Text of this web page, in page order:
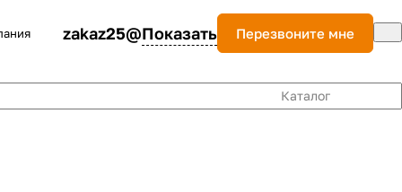
zakaz25@Показать Перезвоните мне
Каталог